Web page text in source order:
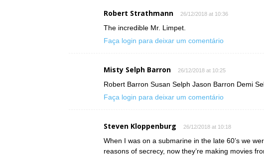
Robert Strathmann 26/12/2018 at 10:36
The incredible Mr. Limpet.
Faça login para deixar um comentário
Misty Selph Barron 26/12/2018 at 10:25
Robert Barron Susan Selph Jason Barron Demi
Faça login para deixar um comentário
Steven Kloppenburg 26/12/2018 at 10:18
When I was on a submarine in the late 60’s we
reasons of secrecy, now they’re making movies